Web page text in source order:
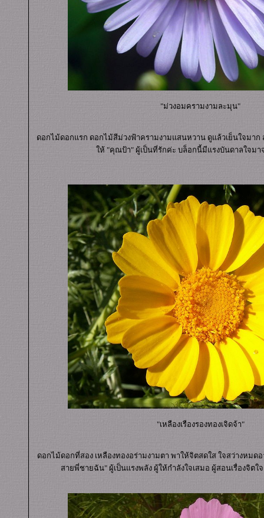
"ม่วงอมครามงามละมุน"
ดอกไม้ดอกแรก ดอกไม้สีม่วงฟ้าครามงามแสนหวาน ดูแล้วเย็นใจมา
ห้ "คุณป้า" ผู้เป็นที่รักค่ะ บล็อกนี้มีแรงบันดาลใจม
"เหลืองเรืองรองทองเจิดจ้า"
ดอกไม้ดอกที่สอง เหลืองทองอร่ามงามตา พาให้จิตสดใส ใจสว่างหมด
สายพี่ชายฉัน" ผู้เป็นแรงพลัง ผู้ให้กำลังใจเสมอ ผู้สอนเรื่องจิตใ